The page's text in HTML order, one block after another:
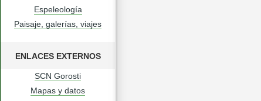
Espeleología
Paisaje, galerías, viajes
ENLACES EXTERNOS
SCN Gorosti
Mapas y datos